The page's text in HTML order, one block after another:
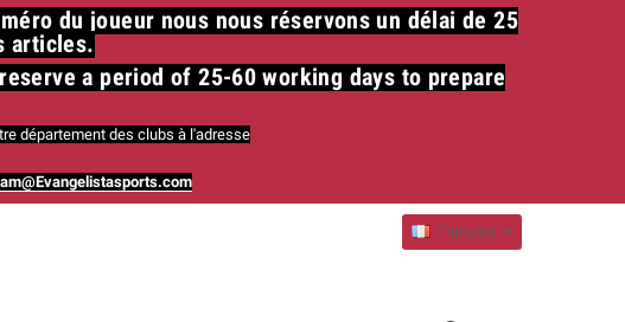
du joueur nous nous réservons un délai de 25
articles.​
a period of 25-60 working days to prepare
département des clubs à l'adresse
Français